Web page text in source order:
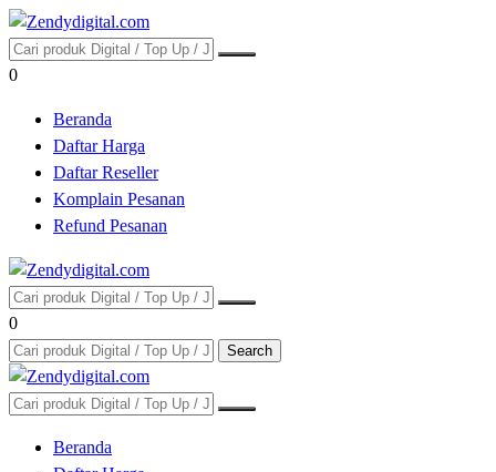
0
Beranda
Daftar Harga
Daftar Reseller
Komplain Pesanan
Refund Pesanan
0
Search
Beranda